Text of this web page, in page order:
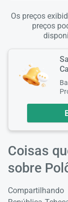
Os preços
preços
Coisas
sobre